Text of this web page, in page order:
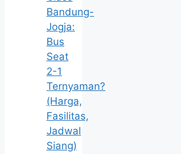
Bandung-
Jogja:
Bus
Seat
2-1
Ternyaman?
(Harga,
Fasilitas,
Jadwal
Siang)